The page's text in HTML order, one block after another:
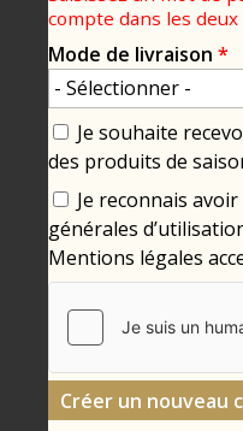
compte dans les deux
Mode de livraison *
Je souhaite
des produits de
Je reconnais
générales
Mentions légales